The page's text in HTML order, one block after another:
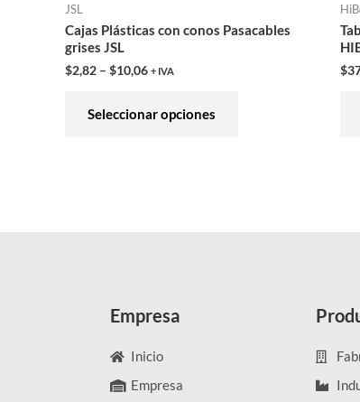
JSL
Cajas Plásticas con conos Pasacables
grises JSL
$2,82 – $10,06 + IVA
Seleccionar opciones
página
$
Empresa
Inicio
Empresa